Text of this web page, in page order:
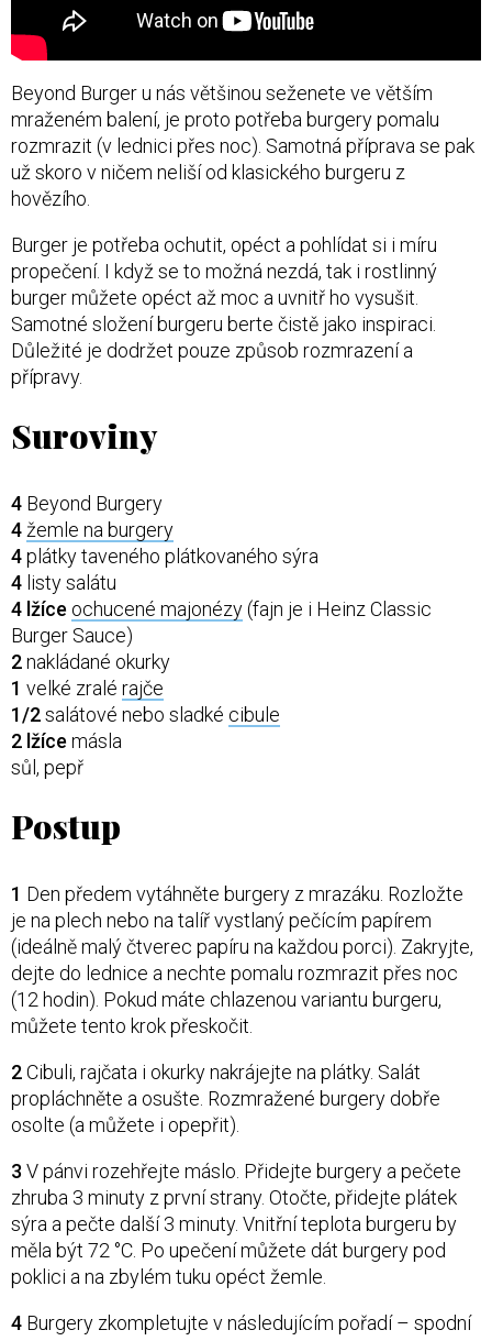
Beyond Burger u nás většinou seženete ve větším
mraženém balení, je proto potřeba burgery pomalu
rozmrazit (v lednici přes noc). Samotná příprava se pak
už skoro v ničem neliší od klasického burgeru z
hovězího.
Burger je potřeba ochutit, opéct a pohlídat si i míru
propečení. I když se to možná nezdá, tak i rostlinný
burger můžete opéct až moc a uvnitř ho vysušit.
Samotné složení burgeru berte čistě jako inspiraci.
Důležité je dodržet pouze způsob rozmrazení a
přípravy.
Suroviny
4 Beyond Burgery
4 žemle na burgery
4plátky taveného plátkovaného sýra
4 listy salátu
4 lžíce ochucené majonézy(fajn je i Heinz Classic
Burger Sauce)
2nakládané okurky
1 velké zralé rajče
1/2salátové nebo sladké cibule
2 lžíce másla
sůl, pepř
Postup
1 Den předem vytáhněte burgery z mrazáku. Rozložte
je na plech nebo na talíř vystlaný pečícím papírem
(ideálně malý čtverec papíru na každou porci). Zakryjte,
dejte do lednice a nechte pomalu rozmrazit přes noc
(12 hodin). Pokud máte chlazenou variantu burgeru,
můžete tento krok přeskočit.
2Cibuli, rajčata i okurky nakrájejte na plátky. Salát
propláchněte a osušte. Rozmražené burgery dobře
osolte (a můžete i opepřit).
3 V pánvi rozehřejte máslo. Přidejte burgery a pečete
zhruba 3 minuty z první strany. Otočte, přidejte plátek
sýra a pečte další 3 minuty. Vnitřní teplota burgeru by
měla být 72 °C. Po upečení můžete dát burgery pod
poklici a na zbylém tuku opéct žemle.
4 Burgery zkompletujte v následujícím pořadí – spodní